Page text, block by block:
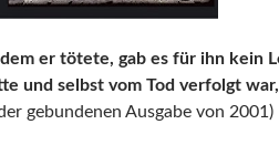
dem er tötete, gab es für ihn kein
und selbst vom Tod verfolgt
gebundenen Ausgabe von 2001)